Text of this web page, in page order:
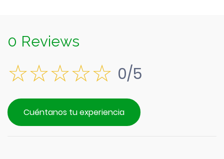
0 Reviews
0/5
Cuéntanos tu experiencia